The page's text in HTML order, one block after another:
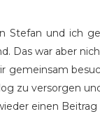
Stefan und ich
Das war aber
gemeinsam
zu versorgen
einen